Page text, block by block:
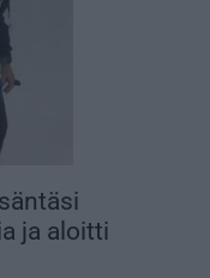
ja aloitti